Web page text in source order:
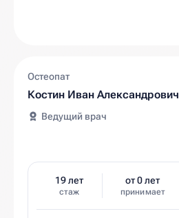
Остеопат
Костин Иван Александрович
Ведущий врач
19 лет
стаж
от 0 лет
принимает